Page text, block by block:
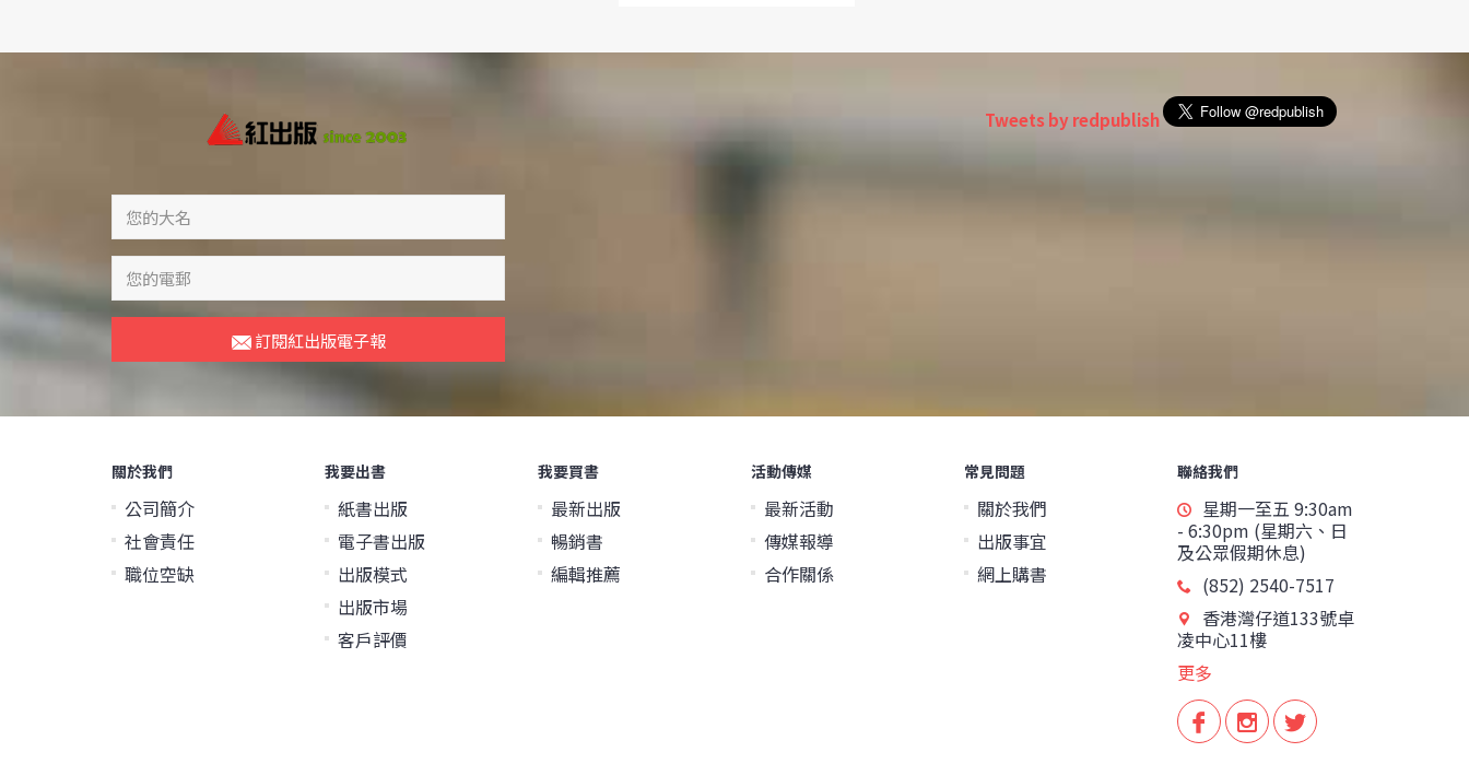
訂閱紅出版電子報
Tweets by redpublish
關於我們
公司簡介
社會責任
職位空缺
我要出書
紙書出版
電子書出版
出版模式
出版市場
客戶評價
我要買書
最新出版
暢銷書
編輯推薦
活動傳媒
最新活動
傳媒報導
合作關係
常見問題
關於我們
出版事宜
網上購書
聯絡我們
星期一至五 9:30am
- 6:30pm (星期六、日
及公眾假期休息)
(852) 2540-7517
香港灣仔道133號卓
凌中心11樓
更多